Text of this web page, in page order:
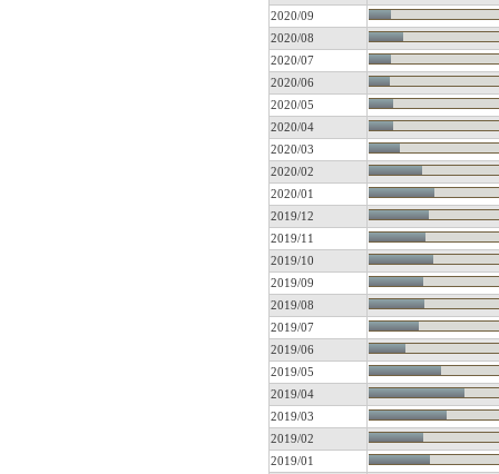
2020/09
2020/08
2020/07
2020/06
2020/05
2020/04
2020/03
2020/02
2020/01
2019/12
2019/11
2019/10
2019/09
2019/08
2019/07
2019/06
2019/05
2019/04
2019/03
2019/02
2019/01